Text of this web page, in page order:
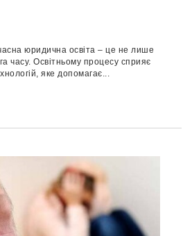
юридична освіта – це не лише
часу. Освітньому процесу сприяє
яке допомагає...